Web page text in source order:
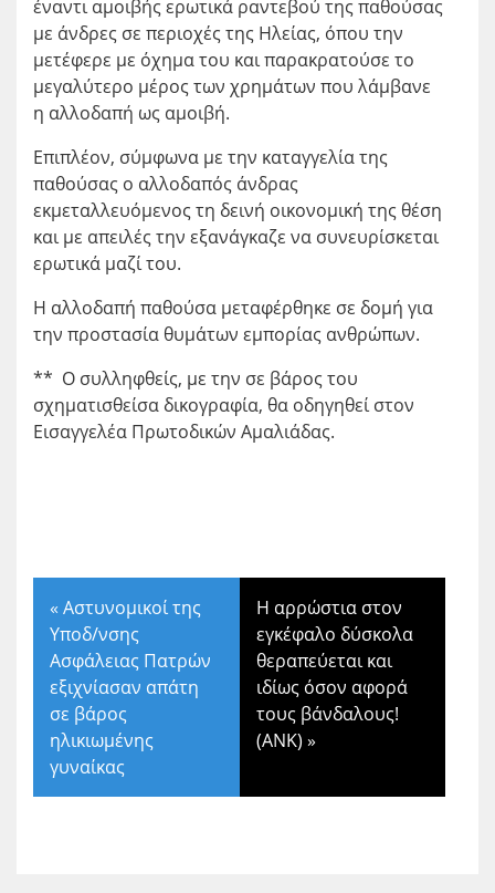
έναντι αμοιβής ερωτικά ραντεβού της παθούσας
με άνδρες σε περιοχές της Ηλείας, όπου την
μετέφερε με όχημα του και παρακρατούσε το
μεγαλύτερο μέρος των χρημάτων που λάμβανε
η αλλοδαπή ως αμοιβή.
Επιπλέον, σύμφωνα με την καταγγελία της
παθούσας ο αλλοδαπός άνδρας
εκμεταλλευόμενος τη δεινή οικονομική της θέση
και με απειλές την εξανάγκαζε να συνευρίσκεται
ερωτικά μαζί του.
Η αλλοδαπή παθούσα μεταφέρθηκε σε δομή για
την προστασία θυμάτων εμπορίας ανθρώπων.
** Ο συλληφθείς, με την σε βάρος του
σχηματισθείσα δικογραφία, θα οδηγηθεί στον
Εισαγγελέα Πρωτοδικών Αμαλιάδας.
« Αστυνομικοί της
Υποδ/νσης
Ασφάλειας Πατρών
εξιχνίασαν απάτη
σε βάρος
ηλικιωμένης
γυναίκας
Η αρρώστια στον
εγκέφαλο δύσκολα
θεραπεύεται και
ιδίως όσον αφορά
τους βάνδαλους!
(ΑΝΚ) »